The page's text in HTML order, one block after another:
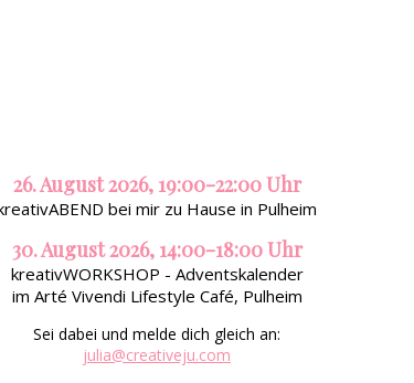
26. August 2026, 19:00-22:00 Uhr
bei mir zu Hause in Pulheim
30. August 2026, 14:00-18:00 Uhr
kreativWORKSHOP - Adventskalender
im Arté Vivendi Lifestyle Café, Pulheim
Sei dabei und melde dich gleich an:
julia@creativeju.com